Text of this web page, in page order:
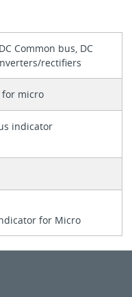
Common bus, DC
rectifiers
for micro
indicator
for Micro